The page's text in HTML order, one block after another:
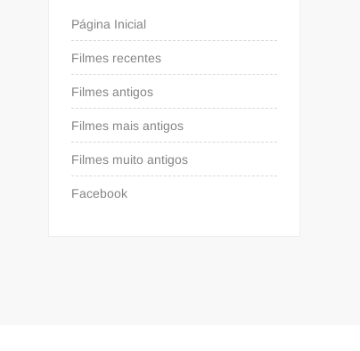
Página Inicial
Filmes recentes
Filmes antigos
Filmes mais antigos
Filmes muito antigos
Facebook